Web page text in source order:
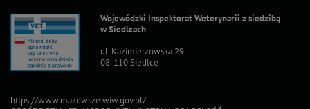
Wojewódzki Inspektorat Weterynarii z siedzibą
w Siedlcach
ul. Kazimierzowska 29
08-110 Siedlce
https://www.mazowsze.wiw.gov.pl/